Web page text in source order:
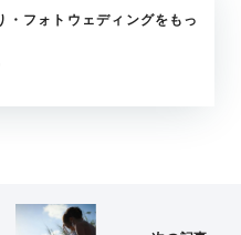
・フォトウェディングをもっ